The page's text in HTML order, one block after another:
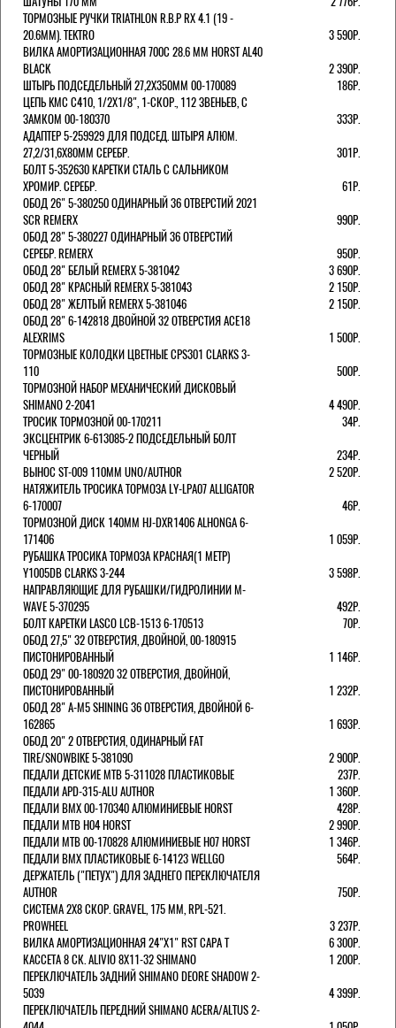
ТОРМОЗНЫЕ РУЧКИ TRIATHLON R.B.P RX 4.1 (19 -
20.6ММ). TEKTRO
3 590Р.
ВИЛКА АМОРТИЗАЦИОННАЯ 700C 28.6 ММ HORST AL40
BLACK
2 390Р.
ШТЫРЬ ПОДСЕДЕЛЬНЫЙ 27,2Х350ММ 00-170089
186Р.
ЦЕПЬ KMC C410, 1/2Х1/8", 1-СКОР., 112 ЗВЕНЬЕВ, С
ЗАМКОМ 00-180370
333Р.
АДАПТЕР 5-259929 ДЛЯ ПОДСЕД. ШТЫРЯ АЛЮМ.
27,2/31,6Х80ММ СЕРЕБР.
301Р.
БОЛТ 5-352630 КАРЕТКИ СТАЛЬ С САЛЬНИКОМ
ХРОМИР. СЕРЕБР.
61Р.
ОБОД 26" 5-380250 ОДИНАРНЫЙ 36 ОТВЕРСТИЙ 2021
SCR REMERX
990Р.
ОБОД 28" 5-380227 ОДИНАРНЫЙ 36 ОТВЕРСТИЙ
СЕРЕБР. REMERX
950Р.
ОБОД 28" БЕЛЫЙ REMERX 5-381042
3 690Р.
ОБОД 28" КРАСНЫЙ REMERX 5-381043
2 150Р.
ОБОД 28" ЖЕЛТЫЙ REMERX 5-381046
2 150Р.
ОБОД 28" 6-142818 ДВОЙНОЙ 32 ОТВЕРСТИЯ ACE18
ALEXRIMS
1 500Р.
ТОРМОЗНЫЕ КОЛОДКИ ЦВЕТНЫЕ CPS301 CLARKS 3-
110
500Р.
ТОРМОЗНОЙ НАБОР МЕХАНИЧЕСКИЙ ДИСКОВЫЙ
SHIMANO 2-2041
4 490Р.
ТРОСИК ТОРМОЗНОЙ 00-170211
34Р.
ЭКСЦЕНТРИК 6-613085-2 ПОДСЕДЕЛЬНЫЙ БОЛТ
ЧЕРНЫЙ
234Р.
ВЫНОС ST-009 110ММ UNO/AUTHOR
2 520Р.
НАТЯЖИТЕЛЬ ТРОСИКА ТОРМОЗА LY-LPA07 ALLIGATOR
6-170007
46Р.
ТОРМОЗНОЙ ДИСК 140ММ HJ-DXR1406 ALHONGA 6-
171406
1 059Р.
РУБАШКА ТРОСИКА ТОРМОЗА КРАСНАЯ(1 МЕТР)
Y1005DB CLARKS 3-244
3 598Р.
НАПРАВЛЯЮЩИЕ ДЛЯ РУБАШКИ/ГИДРОЛИНИИ M-
WAVE 5-370295
492Р.
БОЛТ КАРЕТКИ LASCO LCB-1513 6-170513
70Р.
ОБОД 27,5" 32 ОТВЕРСТИЯ, ДВОЙНОЙ, 00-180915
ПИСТОНИРОВАННЫЙ
1 146Р.
ОБОД 29" 00-180920 32 ОТВЕРСТИЯ, ДВОЙНОЙ,
ПИСТОНИРОВАННЫЙ
1 232Р.
ОБОД 28" A-M5 SHINING 36 ОТВЕРСТИЯ, ДВОЙНОЙ 6-
162865
1 693Р.
ОБОД 20" 2 ОТВЕРСТИЯ, ОДИНАРНЫЙ FAT
TIRE/SNOWBIKE 5-381090
2 900Р.
ПЕДАЛИ ДЕТСКИЕ MTB 5-311028 ПЛАСТИКОВЫЕ
237Р.
ПЕДАЛИ APD-315-ALU AUTHOR
1 360Р.
ПЕДАЛИ BMX 00-170340 АЛЮМИНИЕВЫЕ HORST
428Р.
ПЕДАЛИ MTB H04 HORST
2 990Р.
ПЕДАЛИ MTB 00-170828 АЛЮМИНИЕВЫЕ H07 HORST
1 346Р.
ПЕДАЛИ BMX ПЛАСТИКОВЫЕ 6-14123 WELLGO
564Р.
ДЕРЖАТЕЛЬ ("ПЕТУХ") ДЛЯ ЗАДНЕГО ПЕРЕКЛЮЧАТЕЛЯ
AUTHOR
750Р.
СИСТЕМА 2Х8 СКОР. GRAVEL, 175 ММ, RPL-521.
PROWHEEL
3 237Р.
ВИЛКА АМОРТИЗАЦИОННАЯ 24"Х1" RST CAPA Т
6 300Р.
КАССЕТА 8 СК. ALIVIO 8Х11-32 SHIMANO
1 200Р.
ПЕРЕКЛЮЧАТЕЛЬ ЗАДНИЙ SHIMANO DEORE SHADOW 2-
5039
4 399Р.
ПЕРЕКЛЮЧАТЕЛЬ ПЕРЕДНИЙ SHIMANO ACERA/ALTUS 2-